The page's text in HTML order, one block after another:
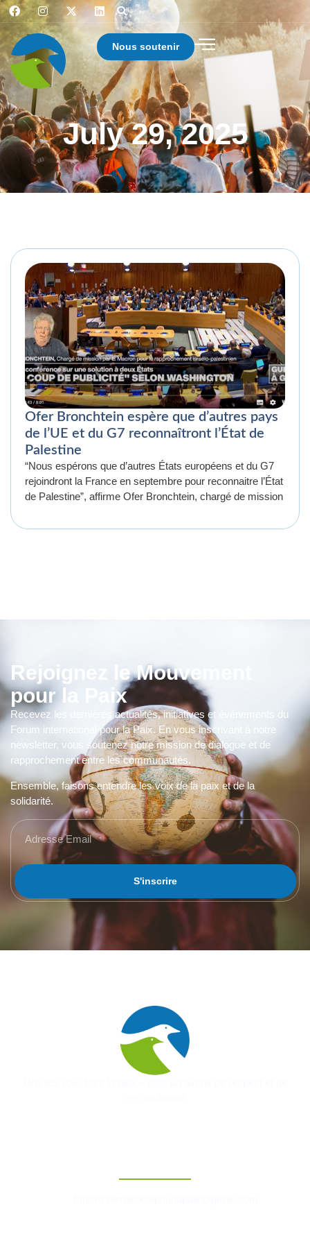
Nous soutenir
July 29, 2025
Ofer Bronchtein espère que d’autres pays
de l’UE et du G7 reconnaîtront l’État de
Palestine
“Nous espérons que d’autres États européens et du G7
rejoindront la France en septembre pour reconnaitre l’État
de Palestine”, affirme Ofer Bronchtein, chargé de mission
Rejoignez le Mouvement
pour la Paix
Recevez les dernières actualités, initiatives et événements du
Forum international pour la Paix. En vous inscrivant à notre
newsletter, vous soutenez notre mission de dialogue et de
rapprochement entre les communautés.
Ensemble, faisons entendre les voix de la paix et de la
solidarité.
S'inscrire